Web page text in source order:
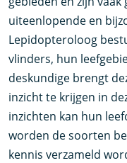
uiteenlopende en
Lepidopteroloog
vlinders, hun
deskundige brengt
inzicht te krijgen in
inzichten kan hun
worden de soorten
kennis verzameld